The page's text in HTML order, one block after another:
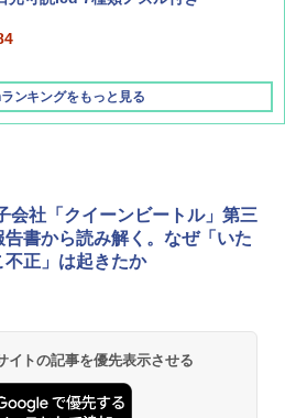
ンキングをもっと見る
会社「クイーンビートル」第三
告書から読み解く。なぜ「いた
不正」は起きたか
イトの記事を優先表示させる